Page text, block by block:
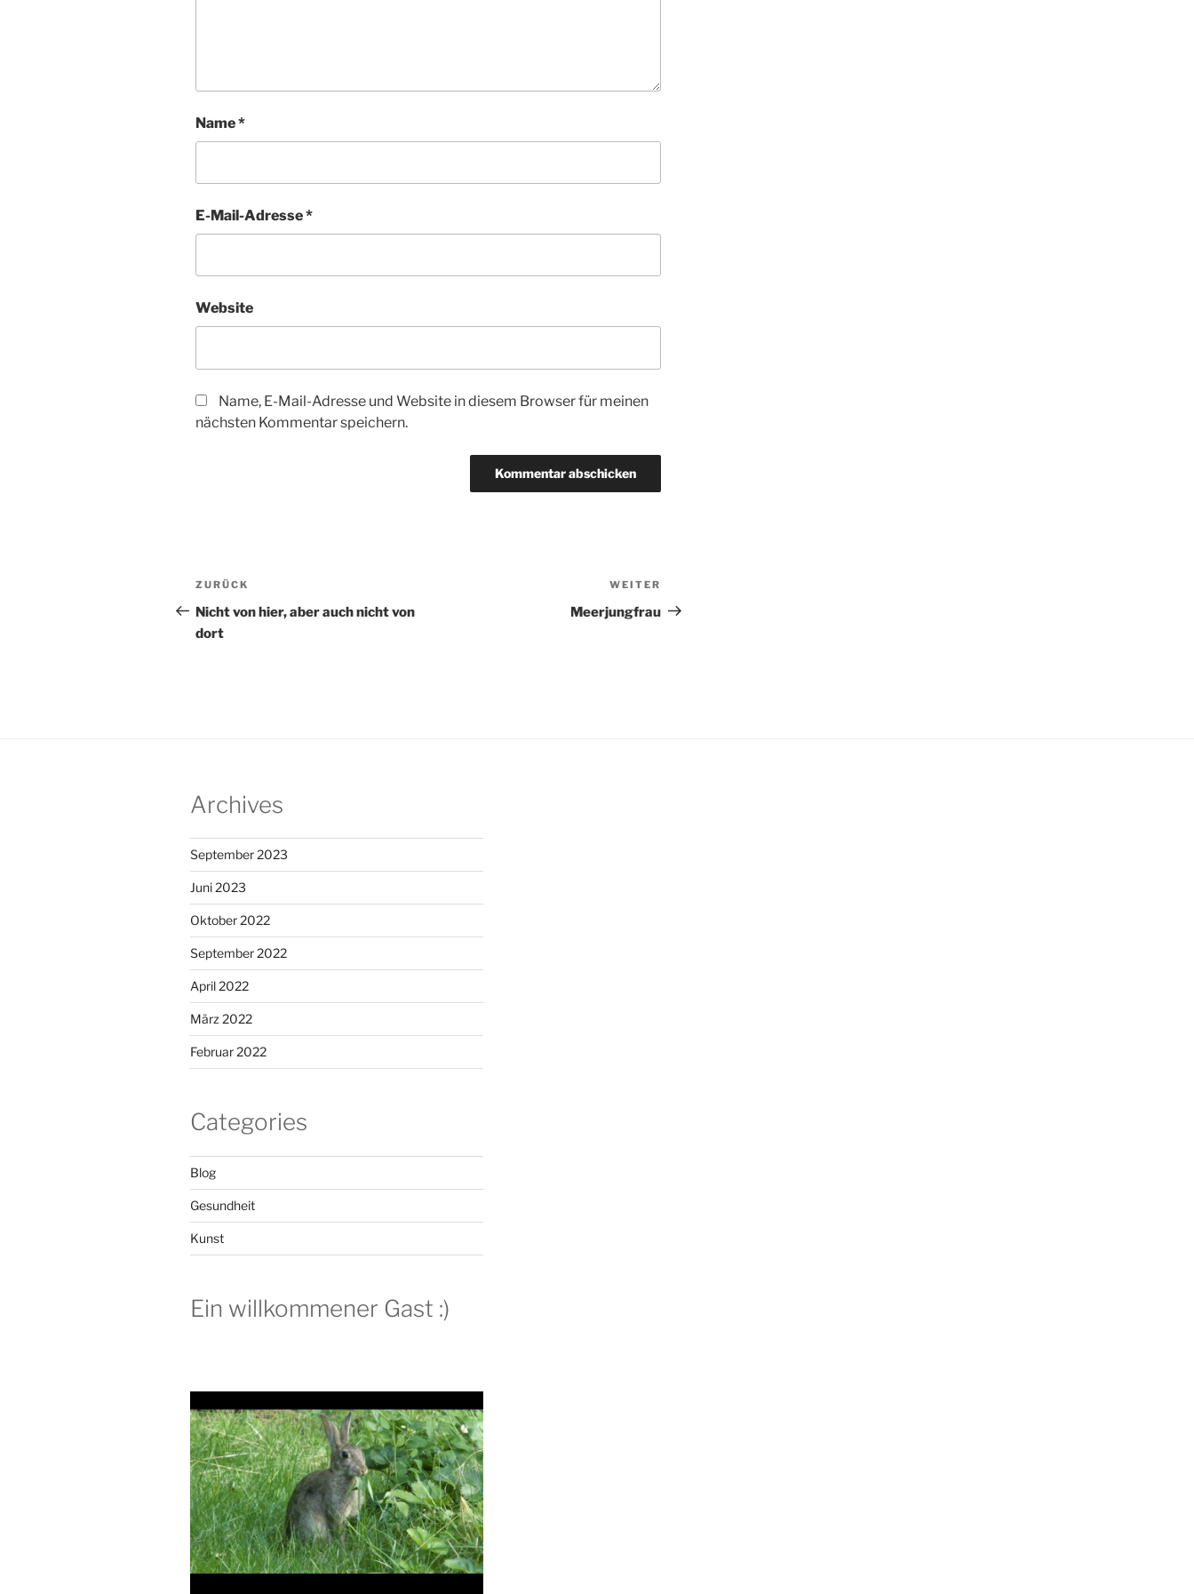
Name*
E-Mail-Adresse*
Website
Name, E-Mail-Adresse und Website in diesem Browser für meinen
nächsten Kommentar speichern.
Beitragsnavigation
Vorheriger
Beitrag
ZURÜCK
Nicht von hier, aber auch nicht von
dort
Beitrag
WEITER
Meerjungfrau
Archives
September 2023
Juni 2023
Oktober 2022
September 2022
April 2022
März 2022
Februar 2022
Categories
Blog
Gesundheit
Kunst
Ein willkommener Gast :)